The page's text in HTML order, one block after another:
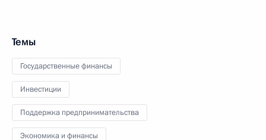
Темы
Государственные финансы
Инвестиции
Поддержка предпринимательства
Экономика и финансы